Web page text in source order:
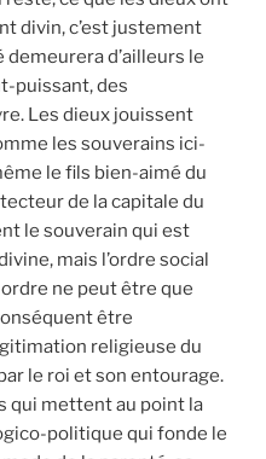
divin, c’est justement
d’ailleurs le
puissant, des
Les dieux jouissent
les souverains ici-
le fils bien-aimé du
de la capitale du
le souverain qui est
mais l’ordre social
ne peut être que
être
religieuse du
le roi et son entourage.
qui mettent au point la
politique qui fonde le